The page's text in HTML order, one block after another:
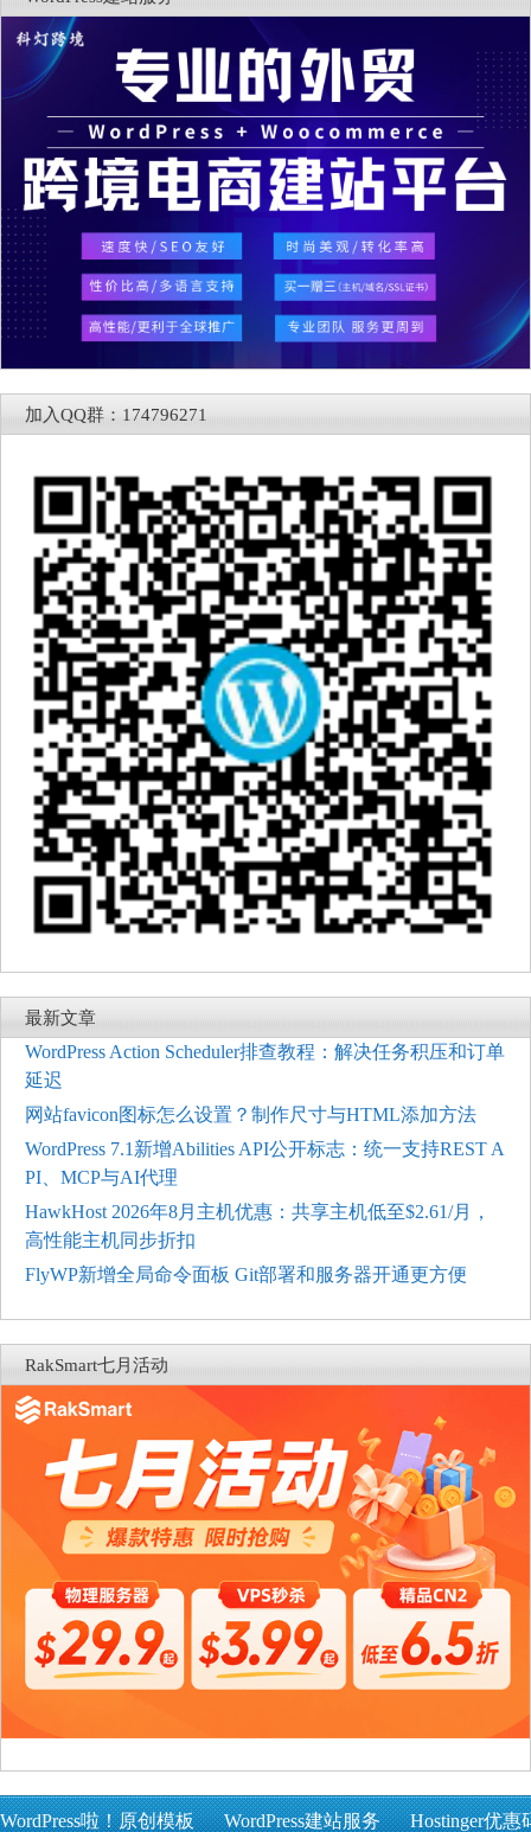
加入QQ群：174796271
最新文章
WordPress Action Scheduler排查教程：解决任务积压和订单
延迟
网站favicon图标怎么设置？制作尺寸与HTML添加方法
WordPress 7.1新增Abilities API公开标志：统一支持REST A
PI、MCP与AI代理
HawkHost 2026年8月主机优惠：共享主机低至$2.61/月，
高性能主机同步折扣
FlyWP新增全局命令面板 Git部署和服务器开通更方便
RakSmart七月活动
WordPress啦！原创模板 WordPress建站服务 Hostinger优惠